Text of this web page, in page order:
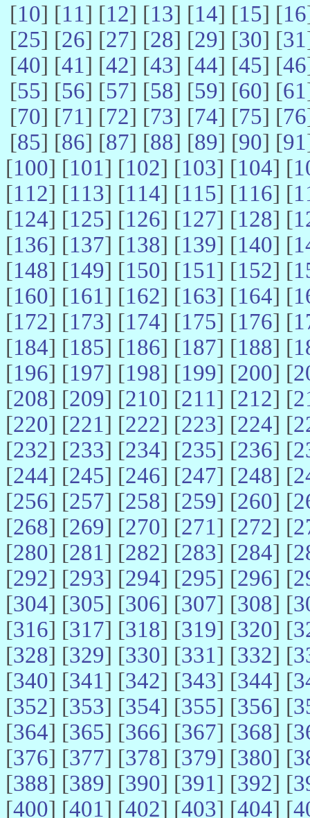
[10] [11] [12] [13] [14] [15] [16
[25] [26] [27] [28] [29] [30] [31
[40] [41] [42] [43] [44] [45] [46
[55] [56] [57] [58] [59] [60] [61
[70] [71] [72] [73] [74] [75] [76
[85] [86] [87] [88] [89] [90] [91
[100] [101] [102] [103] [104] [
[112] [113] [114] [115] [116] [
[124] [125] [126] [127] [128] [
[136] [137] [138] [139] [140] [
[148] [149] [150] [151] [152] [
[160] [161] [162] [163] [164] [
[172] [173] [174] [175] [176] [
[184] [185] [186] [187] [188] [
[196] [197] [198] [199] [200] [
[208] [209] [210] [211] [212] [
[220] [221] [222] [223] [224] [
[232] [233] [234] [235] [236] [
[244] [245] [246] [247] [248] [
[256] [257] [258] [259] [260] [
[268] [269] [270] [271] [272] [
[280] [281] [282] [283] [284] [
[292] [293] [294] [295] [296] [
[304] [305] [306] [307] [308] [
[316] [317] [318] [319] [320] [
[328] [329] [330] [331] [332] [
[340] [341] [342] [343] [344] [
[352] [353] [354] [355] [356] [
[364] [365] [366] [367] [368] [
[376] [377] [378] [379] [380] [
[388] [389] [390] [391] [392] [
[400] [401] [402] [403] [404] [